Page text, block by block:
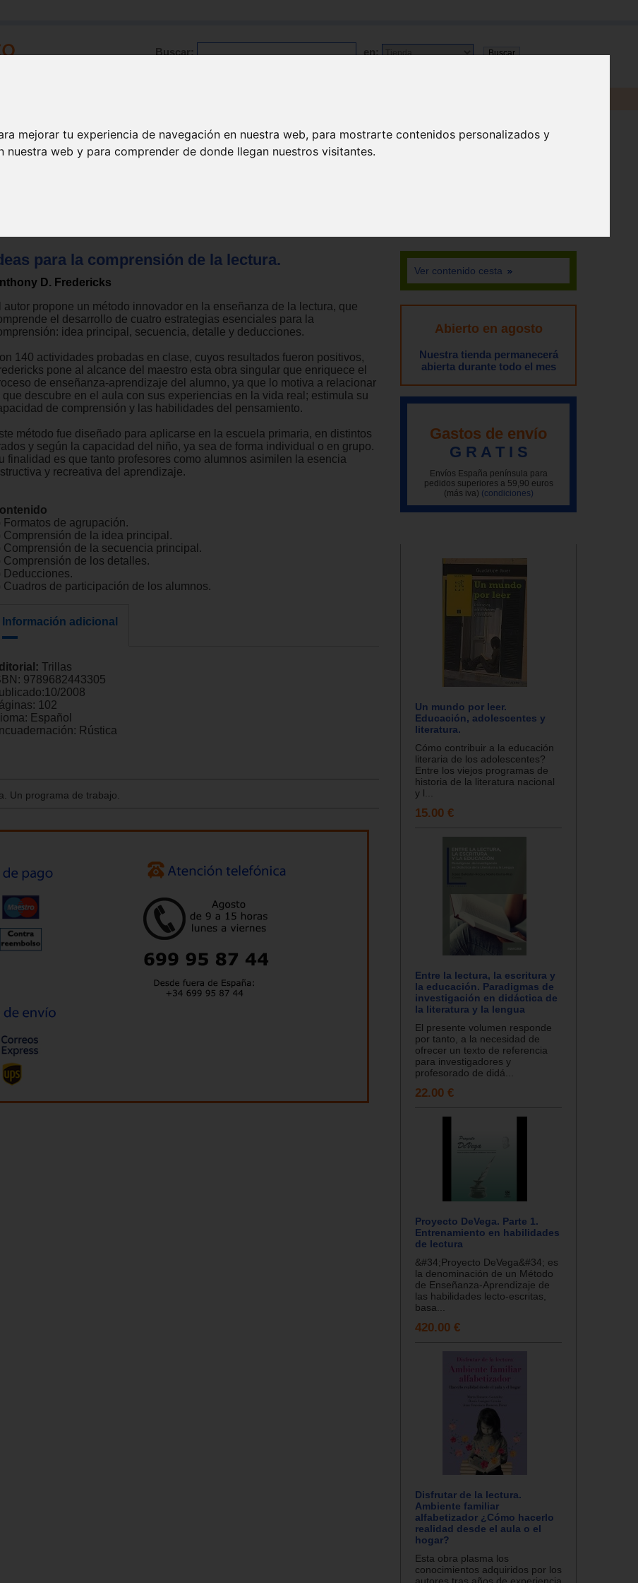
mejorar tu experiencia de navegación en nuestra web, para mostrarte contenidos personalizados y
web y para comprender de donde llegan nuestros visitantes.
Buscar: en:
para la comprensión de la lectura.
D. Fredericks
autor propone un método innovador en la enseñanza de la lectura, que
el desarrollo de cuatro estrategias esenciales para la
idea principal, secuencia, detalle y deducciones.
140 actividades probadas en clase, cuyos resultados fueron positivos,
pone al alcance del maestro esta obra singular que enriquece el
de enseñanza-aprendizaje del alumno, ya que lo motiva a relacionar
que descubre en el aula con sus experiencias en la vida real; estimula su
de comprensión y las habilidades del pensamiento.
método fue diseñado para aplicarse en la escuela primaria, en distintos
y según la capacidad del niño, ya sea de forma individual o en grupo.
finalidad es que tanto profesores como alumnos asimilen la esencia
y recreativa del aprendizaje.
Formatos de agrupación.
Comprensión de la idea principal.
Comprensión de la secuencia principal.
Comprensión de los detalles.
Deducciones.
Cuadros de participación de los alumnos.
Información adicional
Trillas
9789682443305
10/2008
102
Español
Rústica
Un programa de trabajo.
Ver contenido cesta
Abierto en agosto
Nuestra tienda permanecerá
abierta durante todo el mes
Gastos de envío
G R A T I S
Envíos España península para
pedidos superiores a 59,90 euros
(más iva) (condiciones)
Un mundo por leer.
Educación, adolescentes y
literatura.
Cómo contribuir a la educación
literaria de los adolescentes?
Entre los viejos programas de
historia de la literatura nacional
y l...
15.00 €
Entre la lectura, la escritura y
la educación. Paradigmas de
investigación en didáctica de
la literatura y la lengua
El presente volumen responde
por tanto, a la necesidad de
ofrecer un texto de referencia
para investigadores y
profesorado de didá...
22.00 €
Proyecto DeVega. Parte 1.
Entrenamiento en habilidades
de lectura
&#34;Proyecto DeVega&#34; es
la denominación de un Método
de Enseñanza-Aprendizaje de
las habilidades lecto-escritas,
basa...
420.00 €
Disfrutar de la lectura.
Ambiente familiar
alfabetizador ¿Cómo hacerlo
realidad desde el aula o el
hogar?
Esta obra plasma los
conocimientos adquiridos por los